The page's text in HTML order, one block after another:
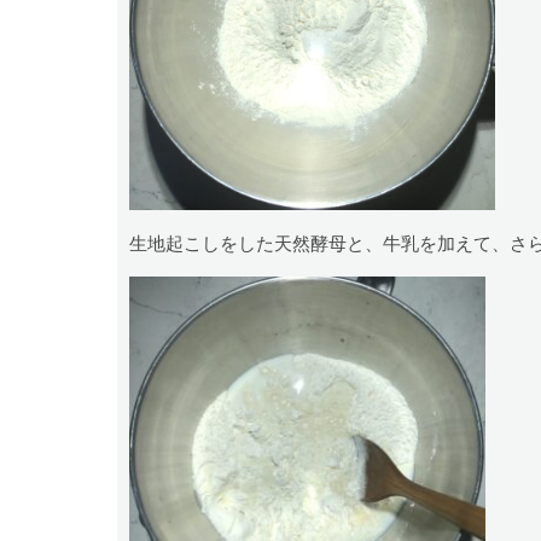
生地起こしをした天然酵母と、牛乳を加えて、さ